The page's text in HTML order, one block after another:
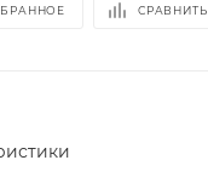
СРАВНИТЬ